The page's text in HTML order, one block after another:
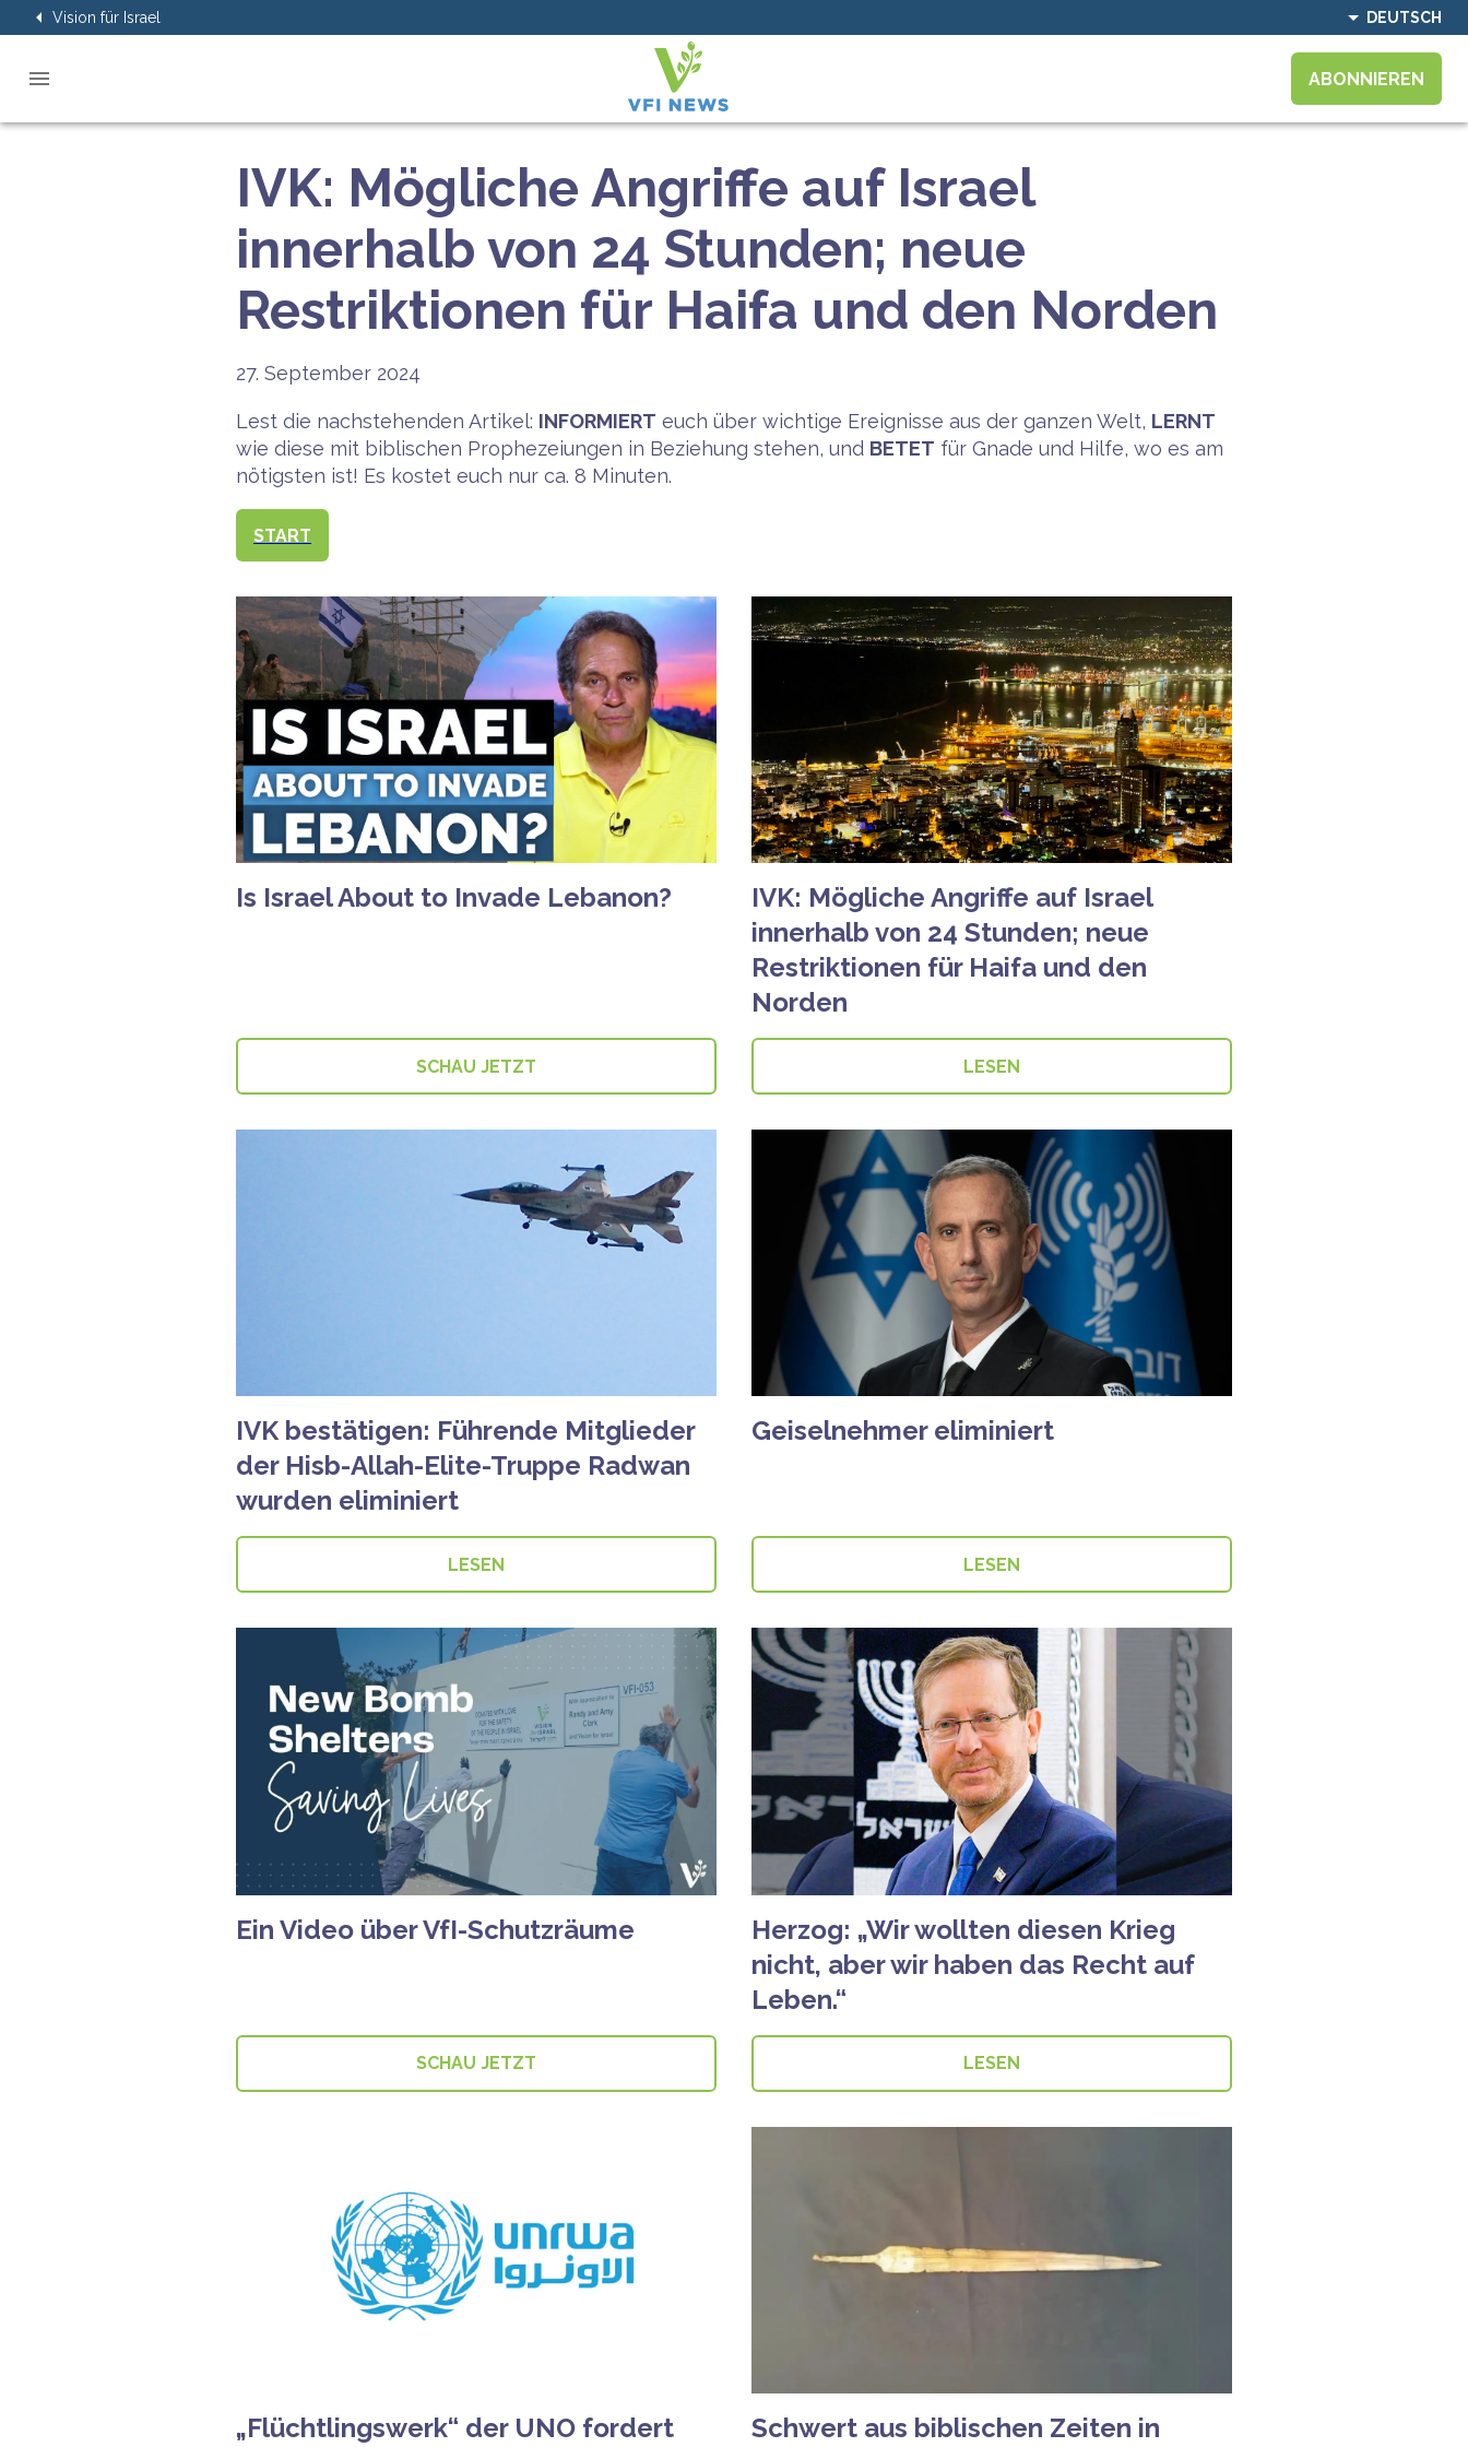
Vision für Israel DEUTSCH
ABONNIEREN
IVK: Mögliche Angriffe auf Israel
innerhalb von 24 Stunden; neue
Restriktionen für Haifa und den Norden
27. September 2024
Lest die nachstehenden Artikel: INFORMIERT euch über wichtige Ereignisse aus der ganzen Welt, LERNT
wie diese mit biblischen Prophezeiungen in Beziehung stehen, und BETET für Gnade und Hilfe, wo es am
nötigsten ist! Es kostet euch nur ca. 8 Minuten.
START
Is Israel About to Invade Lebanon?
SCHAU JETZT
IVK: Mögliche Angriffe auf Israel
innerhalb von 24 Stunden; neue
Restriktionen für Haifa und den
Norden
LESEN
IVK bestätigen: Führende Mitglieder
der Hisb-Allah-Elite-Truppe Radwan
wurden eliminiert
LESEN
Geiselnehmer eliminiert
LESEN
Ein Video über VfI-Schutzräume
SCHAU JETZT
Herzog: „Wir wollten diesen Krieg
nicht, aber wir haben das Recht auf
Leben.“
LESEN
„Flüchtlingswerk“ der UNO fordert
Schwert aus biblischen Zeiten in